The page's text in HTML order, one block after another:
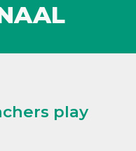
play